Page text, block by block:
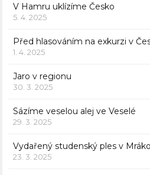
V Hamru uklízíme Česko
5. 4. 2025
Před hlasováním na exkurzi v
1. 4. 2025
Jaro v regionu
30. 3. 2025
Sázíme veselou alej ve Veselé
29. 3. 2025
Vydařený studenský ples v
23. 3. 2025